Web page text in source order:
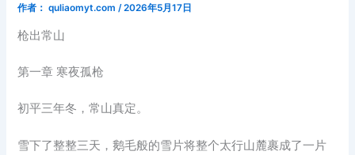
作者： quliaomyt.com /2026年5月17日
枪出常山
第一章 寒夜孤枪
初平三年冬，常山真定。
雪下了整整三天，鹅毛般的雪片将整个太行山麓裹成了一片